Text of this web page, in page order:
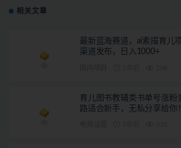
相关文章
最新蓝海赛道，ai素描育儿
渠道发布，日入1000+
育儿图书教辅类书单号涨粉
路适合新手，无私分享给你！